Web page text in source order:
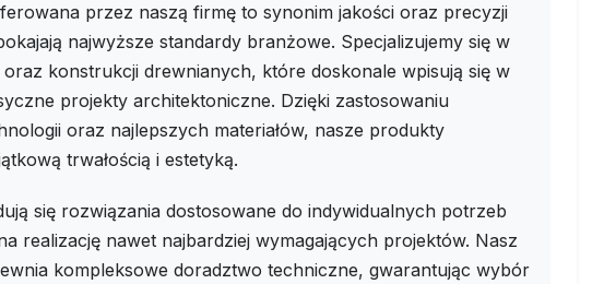
przez naszą firmę to synonim jakości oraz precyzji
najwyższe standardy branżowe. Specjalizujemy się w
konstrukcji drewnianych, które doskonale wpisują się w
projekty architektoniczne. Dzięki zastosowaniu
oraz najlepszych materiałów, nasze produkty
trwałością i estetyką.
się rozwiązania dostosowane do indywidualnych potrzeb
realizację nawet najbardziej wymagających projektów. Nasz
kompleksowe doradztwo techniczne, gwarantując wybór